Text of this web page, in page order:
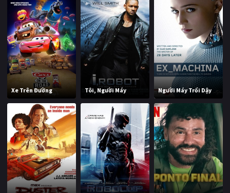
Xe Trên Đường Tôi, Người Máy Người Máy Trổi Dậy